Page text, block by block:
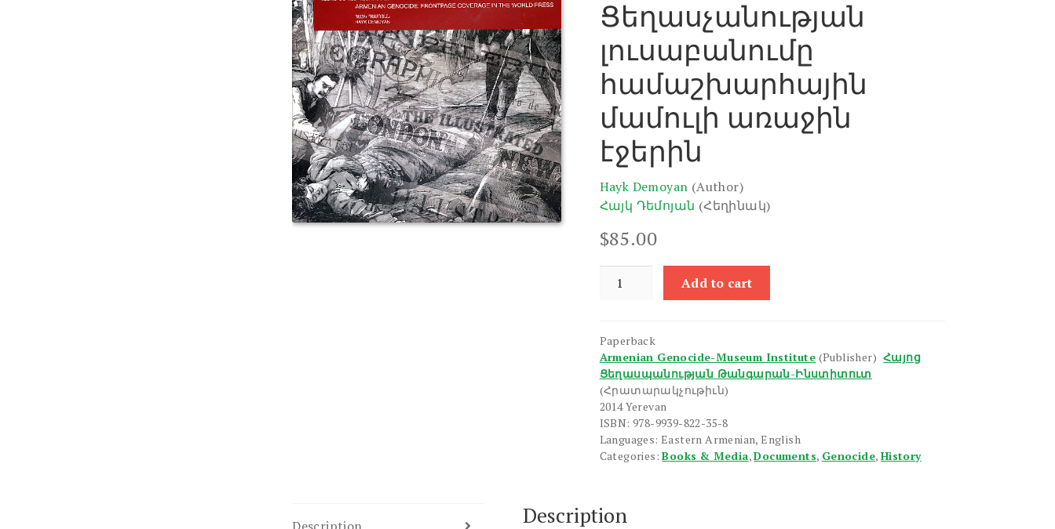
Ցեղասչանության
լուսաբանումը
համաշխարհային
մամուլի առաջին
էջերին
Hayk Demoyan (Author)
Հայկ Դեմոյան (Հեղինակ)
$85.00
Genocide:
in
the
World
Press
quantity
Add to cart
Paperback
Armenian Genocide-Museum Institute (Publisher) Հայոց
Ցեղասպանության Թանգարան-Ինստիտուտ
(Հրատարակչութիւն)
2014 Yerevan
ISBN: 978-9939-822-35-8
Languages: Eastern Armenian, English
Categories:Books & Media,Documents, Genocide, History
Description